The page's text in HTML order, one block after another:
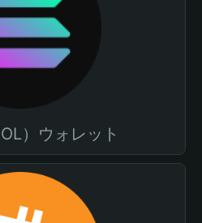
）ウォレット